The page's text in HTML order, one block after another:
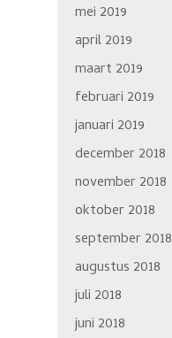
mei 2019
april 2019
maart 2019
februari 2019
januari 2019
december 2018
november 2018
oktober 2018
september 2018
augustus 2018
juli 2018
juni 2018